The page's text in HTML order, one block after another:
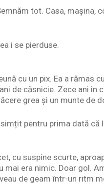
tot. Casa, mașina,
i se pierduse.
cu un pix. Ea a rămas
de căsnicie. Zece ani
grea și un munte de
pentru prima dată
cu suspine scurte,
mai era nimic. Doar gol.
de geam într-un ritm